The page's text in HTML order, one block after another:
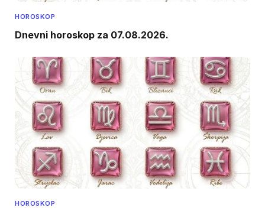
HOROSKOP
Dnevni horoskop za 07.08.2026.
HOROSKOP